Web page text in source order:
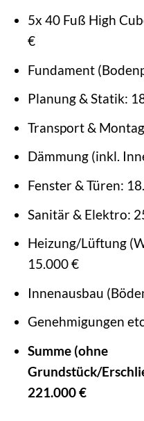
5x 40 Fuß High
€
Fundament
Planung & Statik:
Transport &
Dämmung (inkl.
Fenster & Türen:
Sanitär & Elektro:
Heizung/Lüftung
15.000 €
Innenausbau
Genehmigungen
Summe (ohne
Grundstück/
221.000 €